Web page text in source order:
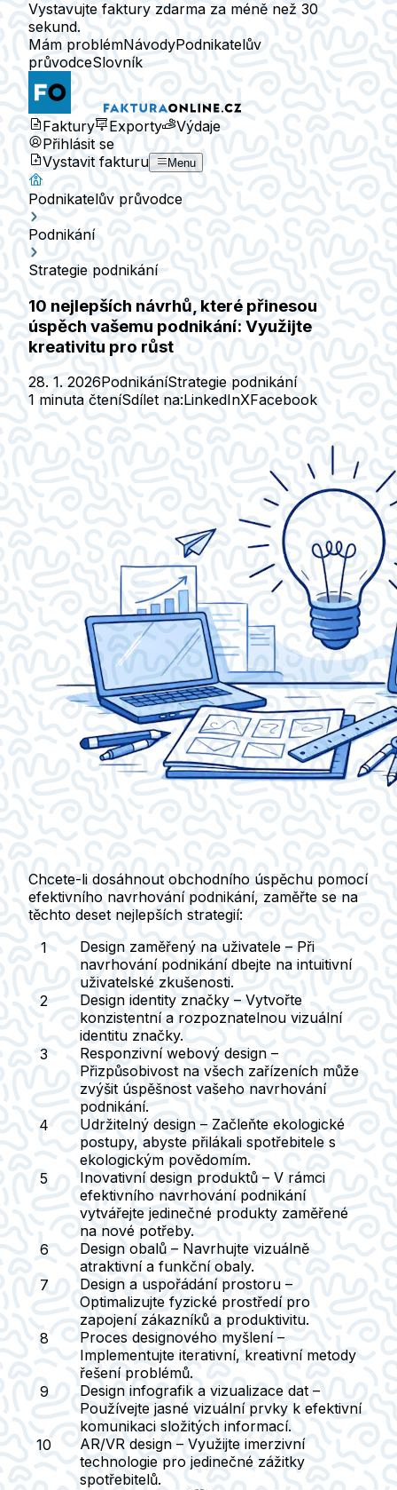
Vystavujte faktury zdarma za méně než 30
sekund.
Mám problémNávodyPodnikatelův
průvodceSlovník
Faktury Exporty
Výdaje
Přihlásit se
Vystavit fakturu
Menu
Podnikatelův průvodce
Podnikání
Strategie podnikání
10 nejlepších návrhů, které přinesou
úspěch vašemu podnikání: Využijte
kreativitu pro růst
28. 1. 2026PodnikáníStrategie podnikání
1 minuta čteníSdílet na:LinkedInXFacebook
Chcete-li dosáhnout obchodního úspěchu pomocí
efektivního navrhování podnikání, zaměřte se na
těchto deset nejlepších strategií:
Design zaměřený na uživatele – Při
navrhování podnikání dbejte na intuitivní
uživatelské zkušenosti.
Design identity značky – Vytvořte
konzistentní a rozpoznatelnou vizuální
identitu značky.
Responzivní webový design –
Přizpůsobivost na všech zařízeních může
zvýšit úspěšnost vašeho navrhování
podnikání.
Udržitelný design – Začleňte ekologické
postupy, abyste přilákali spotřebitele s
ekologickým povědomím.
Inovativní design produktů – V rámci
efektivního navrhování podnikání
vytvářejte jedinečné produkty zaměřené
na nové potřeby.
Design obalů – Navrhujte vizuálně
atraktivní a funkční obaly.
Design a uspořádání prostoru –
Optimalizujte fyzické prostředí pro
zapojení zákazníků a produktivitu.
Proces designového myšlení–
Implementujte iterativní, kreativní metody
řešení problémů.
Design infografik a vizualizace dat –
Používejte jasné vizuální prvky k efektivní
komunikaci složitých informací.
AR/VR design – Využijte imerzivní
technologie pro jedinečné zážitky
spotřebitelů.